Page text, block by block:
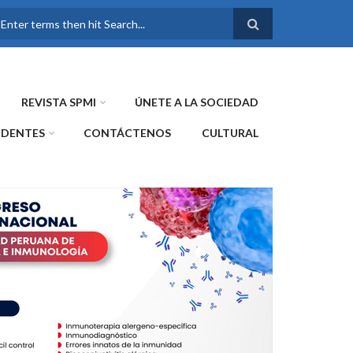
DE
REVISTA SPMI ÚNETE A LA SOCIEDAD
CONTÁCTENOS CULTURAL